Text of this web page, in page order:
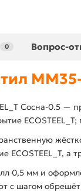
0 Вопрос-
ММ35-
Сосна-0.5
ECOSTEEL_T,
0,5 мм и
с шагом